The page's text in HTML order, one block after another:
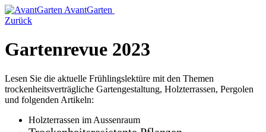
AvantGarten
Zurück
Gartenrevue 2023
Lesen Sie die aktuelle Frühlingslektüre mit den Themen
trockenheitsverträgliche Gartengestaltung, Holzterrassen, Pergolen
und folgenden Artikeln:
Holzterrassen im Aussenraum